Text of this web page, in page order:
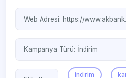
Web Adresi: https://
Kampanya Türü: İndirim
indirim